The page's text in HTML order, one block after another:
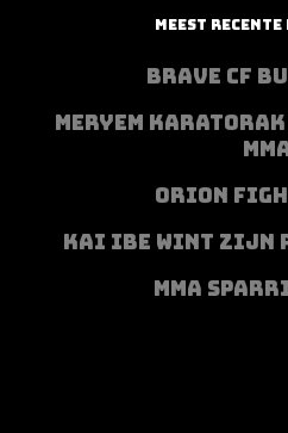
MEEST
BRAVE CF
MERYEM
ORION
KAI IBE WINT ZIJN
MMA